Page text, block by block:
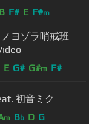
B F# E F#m
ヨゾラ哨戒班
E G# G#m F#
初音ミク
m Bb D G